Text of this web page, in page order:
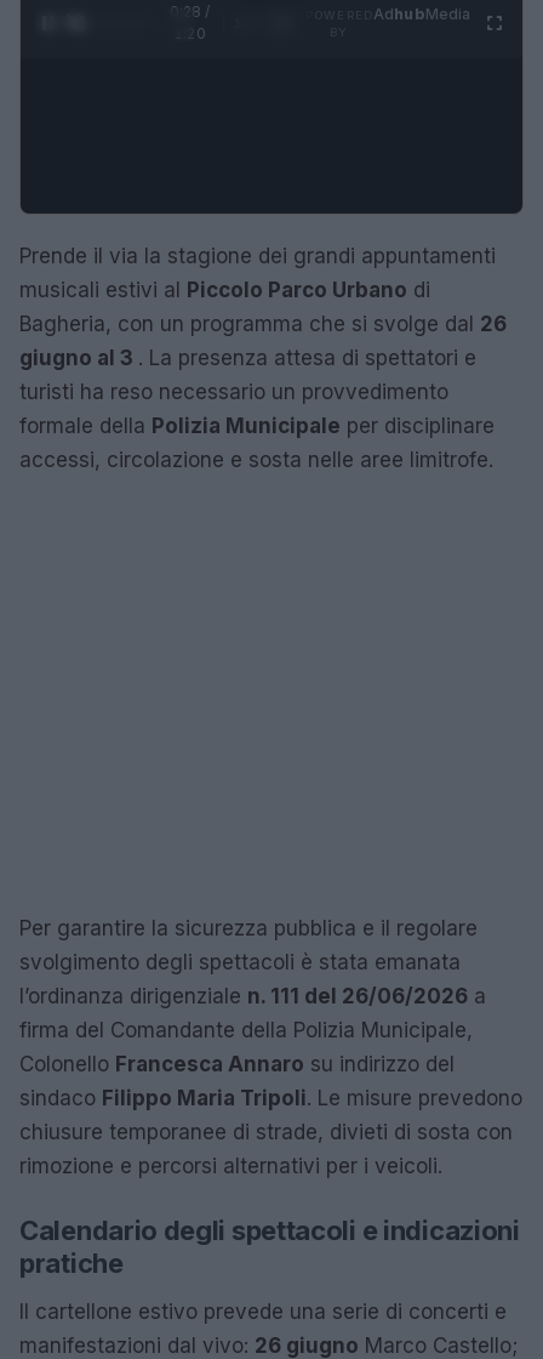
0:29 /
1:20
AdhubMedia
Prende il via la stagione dei grandi appuntamenti
musicali estivi al
Piccolo Parco Urbano di
Bagheria, con un programma che si svolge dal 26
giugno al 3 . La presenza attesa di spettatori e
turisti ha reso necessario un provvedimento
formale della Polizia Municipale per disciplinare
accessi, circolazione e sosta nelle aree limitrofe.
Per garantire la sicurezza pubblica e il regolare
svolgimento degli spettacoli è stata emanata
l’ordinanza dirigenziale n. 111 del 26/06/2026 a
firma del Comandante della Polizia Municipale,
Colonello Francesca Annaro su indirizzo del
sindaco Filippo Maria Tripoli. Le misure prevedono
chiusure temporanee di strade, divieti di sosta con
rimozione e percorsi alternativi per i veicoli.
Calendario degli spettacoli e indicazioni
pratiche
Il cartellone estivo prevede una serie di concerti e
manifestazioni dal vivo: 26 giugno Marco Castello;